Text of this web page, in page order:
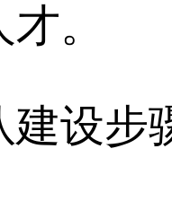
。
建设步